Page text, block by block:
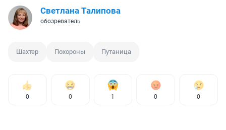
Светлана Талипова
обозреватель
Шахтер Похороны Путаница
0 0 1 0 0